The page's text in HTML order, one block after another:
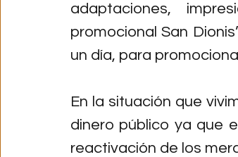
adaptaciones,
promocional San
un día, para
En la situación que
dinero público ya que
reactivación de los